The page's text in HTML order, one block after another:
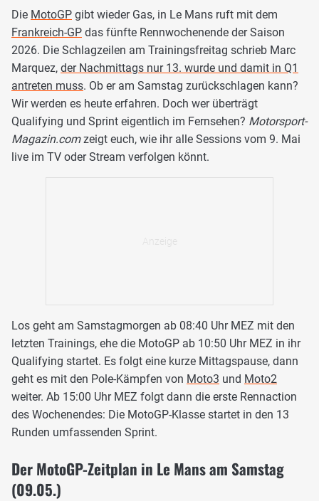
Die MotoGP gibt wieder Gas, in Le Mans ruft mit dem
Frankreich-GP das fünfte Rennwochenende der Saison
2026. Die Schlagzeilen am Trainingsfreitag schrieb Marc
Marquez, der Nachmittags nur 13. wurde und damit in Q1
antreten muss. Ob er am Samstag zurückschlagen kann?
Wir werden es heute erfahren. Doch wer überträgt
Qualifying und Sprint eigentlich im Fernsehen? Motorsport-
Magazin.comzeigt euch, wie ihr alle Sessions vom 9. Mai
live im TV oder Stream verfolgen könnt.
Los geht am Samstagmorgen ab 08:40 Uhr MEZ mit den
letzten Trainings, ehe die MotoGP ab 10:50 Uhr MEZ in ihr
Qualifying startet. Es folgt eine kurze Mittagspause, dann
geht es mit den Pole-Kämpfen von Moto3 und Moto2
weiter. Ab 15:00 Uhr MEZ folgt dann die erste Rennaction
des Wochenendes: Die MotoGP-Klasse startet in den 13
Runden umfassenden Sprint.
Der MotoGP-Zeitplan in Le Mans am Samstag
(09.05.)